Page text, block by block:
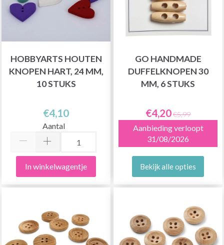
HOBBYARTS HOUTEN
KNOPEN HART, 24 MM,
10 STUKS
€4,10
Aantal
In winkelwagentje
GO HANDMADE
DUFFELKNOPEN 30
MM, 6 STUKS
€4,20€5,99
Aanbieding verloopt
31/08/2026
Bekijk alle opties